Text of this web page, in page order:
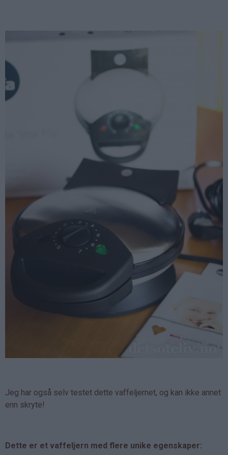
Jeg har også selv testet dette vaffeljernet, og kan ikke annet
enn skryte!
Dette er et vaffeljern med flere unike egenskaper: